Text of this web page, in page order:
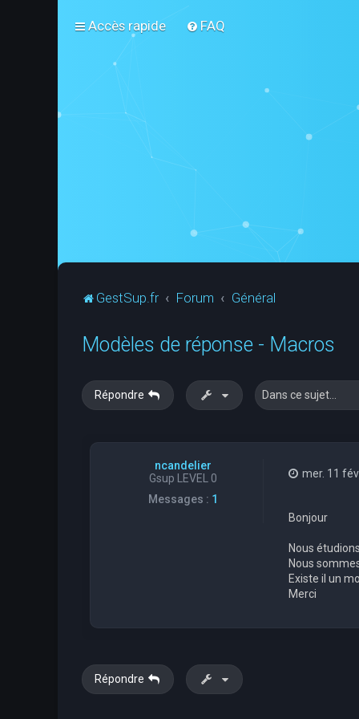
Accès rapide FAQ
GestSup.fr Forum Général
Modèles de réponse - Macros
Répondre
ncandelier
Gsup LEVEL 0
Messages : 1
mer. 11
Bonjour
Nous
Nous
Existe il un
Merci
Répondre